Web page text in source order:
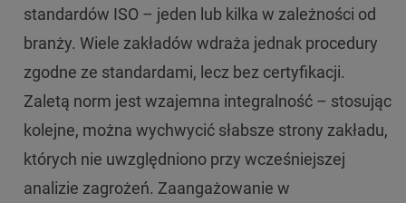
standardów ISO – jeden lub kilka w zależności od
branży. Wiele zakładów wdraża jednak procedury
zgodne ze standardami, lecz bez certyfikacji.
Zaletą norm jest wzajemna integralność – stosując
kolejne, można wychwycić słabsze strony zakładu,
których nie uwzględniono przy wcześniejszej
analizie zagrożeń. Zaangażowanie w